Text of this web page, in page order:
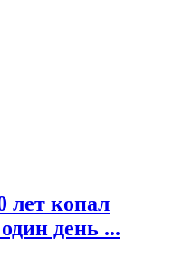
лет копал
день ...